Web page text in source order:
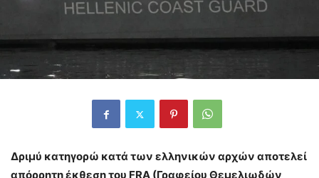
Δριμύ κατηγορώ κατά των ελληνικών αρχών αποτελεί
απόρρητη έκθεση του FRA (Γραφείου Θεμελιωδών